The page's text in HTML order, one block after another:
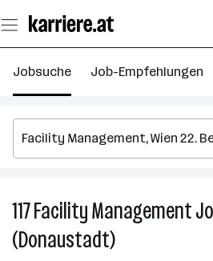
Seiteninhalt
springen
Jobsuche Job-Empfehlungen
117Facility Management
(Donaustadt)